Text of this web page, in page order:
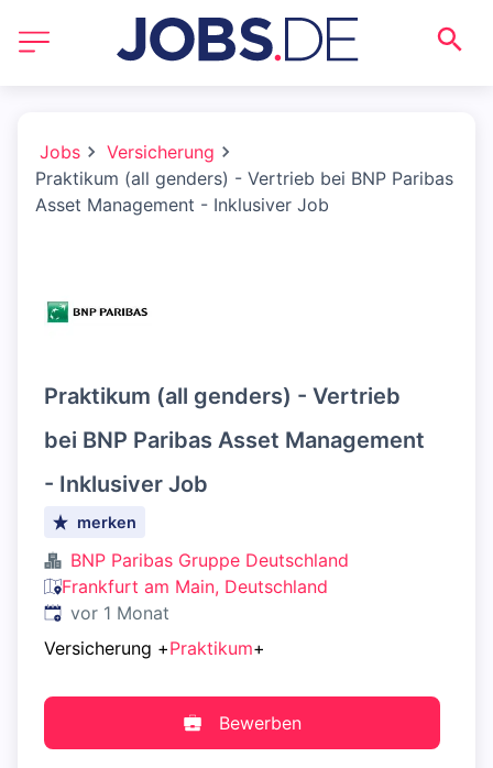
Jobs
Versicherung
Praktikum (all genders) - Vertrieb bei BNP Paribas
Asset Management - Inklusiver Job
Praktikum (all genders) - Vertrieb
bei BNP Paribas Asset Management
- Inklusiver Job
merken
BNP Paribas Gruppe Deutschland
Frankfurt am Main, Deutschland
Veröffentlicht:
vor 1 Monat
Versicherung +Praktikum+
Bewerben